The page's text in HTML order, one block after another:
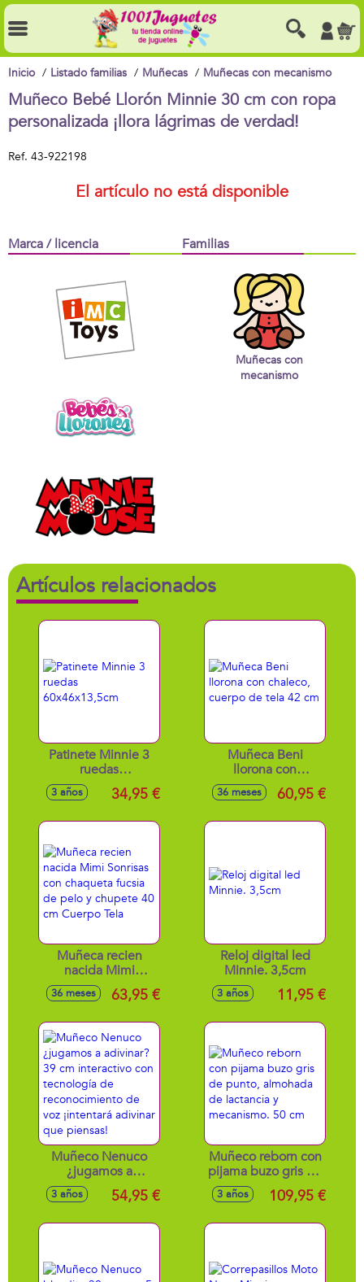
Inicio Listado familias Muñecas Muñecas con mecanismo
Muñeco Bebé Llorón Minnie 30 cm con ropa
personalizada ¡llora lágrimas de verdad!
Ref. 43-922198
El artículo no está disponible
Marca / licencia Familias
Muñecas con
mecanismo
Artículos relacionados
Patinete Minnie 3
ruedas
60x46x13,5cm
3 años 34,95 €
Muñeca Beni
llorona con
chaleco, cuerpo de
tela 42 cm
36 meses 60,95 €
Muñeca recien
nacida Mimi
Sonrisas con
chaqueta fucsia de
cm Cuerpo Tela
36 meses 63,95 €
Reloj digital led
Minnie. 3,5cm
3 años 11,95 €
Muñeco Nenuco
¿jugamos a
adivinar? 39 cm
interactivo con
reconocimiento de
piensas!
3 años 54,95 €
Muñeco reborn con
pijama buzo gris de
punto, almohada
de lactancia y
3 años 109,95 €